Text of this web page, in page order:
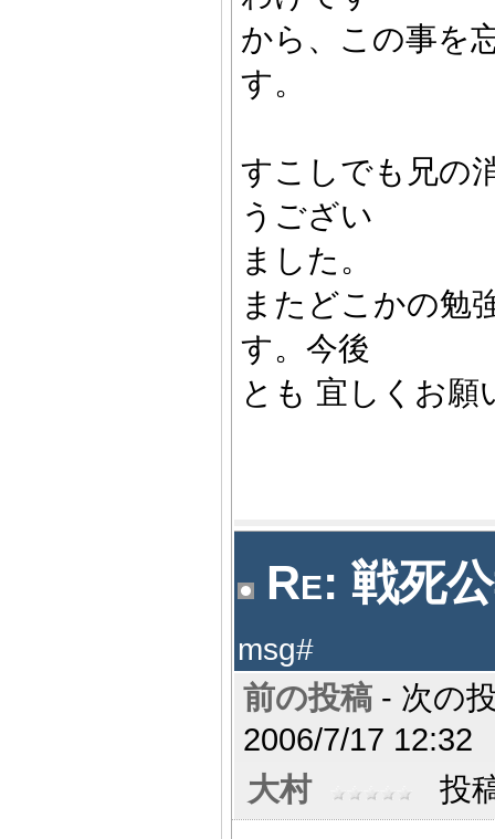
から、この事を
す。
すこしでも兄の
うござい
ました。
またどこかの勉
す。今後
とも 宜しくお願
Re: 戦死
msg#
前の投稿 - 次の
2006/7/17 12:32
大村
投